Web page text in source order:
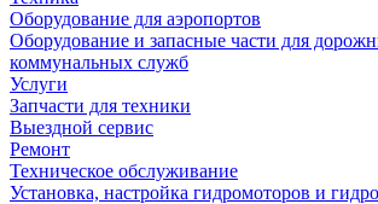
Оборудование для аэропортов
Оборудование и запасные части для
коммунальных служб
Услуги
Запчасти для техники
Выездной сервис
Ремонт
Техническое обслуживание
Установка, настройка гидромоторов и